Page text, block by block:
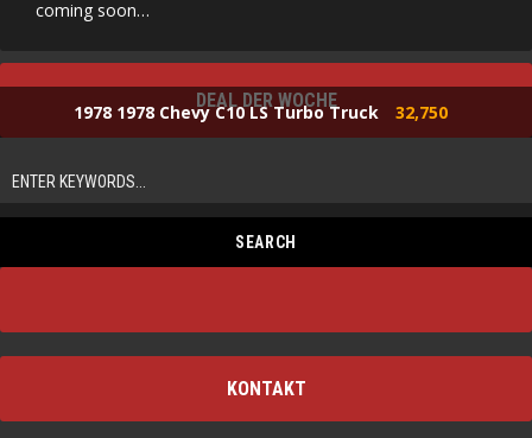
coming soon…
DEAL DER WOCHE
1978 1978 Chevy C10 LS Turbo Truck 32,750
KONTAKT